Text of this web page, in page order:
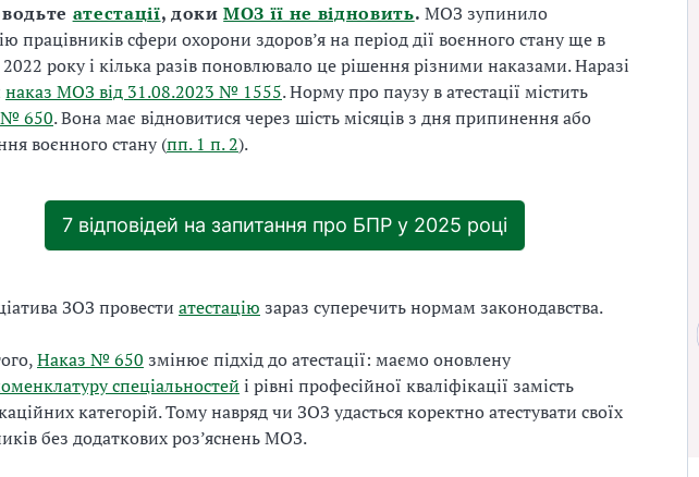
атестації, докиМОЗ її не відновить.МОЗ зупинило
працівників сфери охорони здоров’я на період дії воєнного стану ще в
2022 року і кілька разів поновлювало це рішення різними наказами. Наразі
наказ МОЗ від 31.08.2023 № 1555. Норму про паузу в атестації містить
650. Вона має відновитися через шість місяців з дня припинення або
воєнного стану (пп. 1 п. 2).
7 відповідей на запитання про БПР у 2025 році
ЗОЗ провести атестацію зараз суперечить нормам законодавства.
Наказ № 650 змінює підхід до атестації: маємо оновлену
спеціальностей і рівні професійної кваліфікації замість
категорій. Тому навряд чи ЗОЗ удасться коректно атестувати своїх
без додаткових роз’яснень МОЗ.